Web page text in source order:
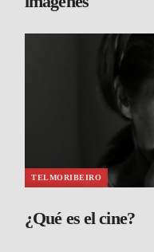
TELMORIBEIRO
¿Qué es el cine?